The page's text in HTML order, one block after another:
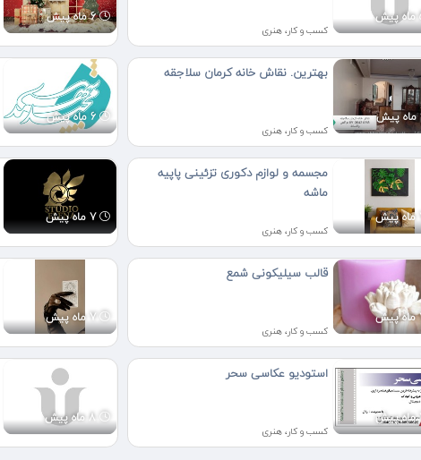
کسب و کار، هنری
6 ماه پیش
بهترین. نقاش خانه کرمان سلاجقه
کسب و کار، هنری
6 ماه پیش
مجسمه و لوازم دکوری تزئینی پاپیه
ماشه
کسب و کار، هنری
7 ماه پیش
قالب سیلیکونی شمع
کسب و کار، هنری
استودیو عکاسی سحر
کسب و کار، هنری